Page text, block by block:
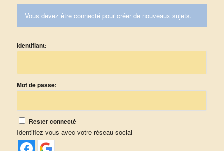
Vous devez être connecté pour créer de nouveaux sujets.
Identifiant:
Mot de passe:
Rester connecté
Identifiez-vous avec votre réseau social